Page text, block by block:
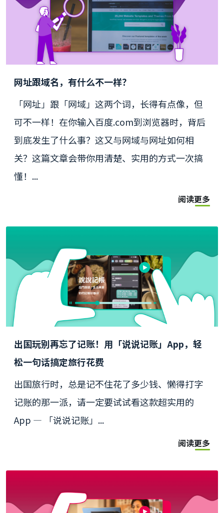
网址跟域名，有什么不一样？
「网址」跟「网域」这两个词，长得有点像，但
可不一样！在你输入百度.com到浏览器时，背后
到底发生了什么事？这又与网域与网址如何相
关？这篇文章会带你用清楚、实用的方式一次搞
懂！...
阅读更多
出国玩别再忘了记账！用「说说记账」App，轻
松一句话搞定旅行花费
出国旅行时，总是记不住花了多少钱、懒得打字
记账的那一派，请一定要试试看这款超实用的
App — 「说说记账」...
阅读更多